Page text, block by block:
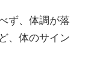
ず、体調が落
、体のサイン